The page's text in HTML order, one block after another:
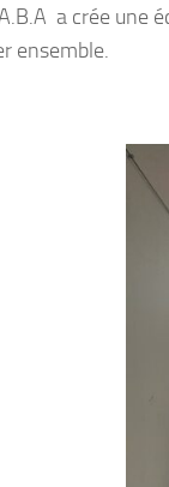
a crée une
ensemble.
du club du 6